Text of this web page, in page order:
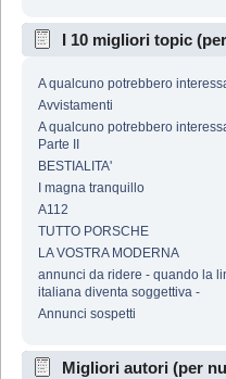
I 10 migliori topic
A qualcuno potrebbero
Avvistamenti
A qualcuno potrebbero
Parte II
BESTIALITA'
I magna tranquillo
A112
TUTTO PORSCHE
LA VOSTRA MODERNA
annunci da ridere - quando la
italiana diventa soggettiva -
Annunci sospetti
Migliori autori (per